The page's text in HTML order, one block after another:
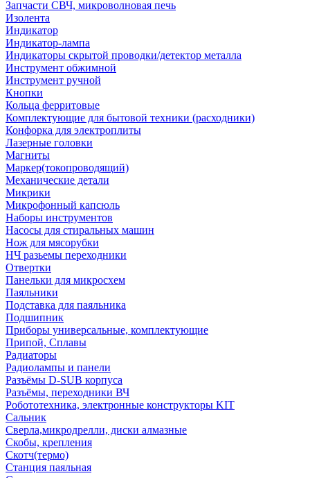
Запчасти СВЧ, микроволновая печь
Изолента
Индикатор
Индикатор-лампа
Индикаторы скрытой проводки/детектор металла
Инструмент обжимной
Инструмент ручной
Кнопки
Кольца ферритовые
Комплектующие для бытовой техники (расходники)
Конфорка для электроплиты
Лазерные головки
Магниты
Маркер(токопроводящий)
Механические детали
Микрики
Микрофонный капсюль
Наборы инструментов
Насосы для стиральных машин
Нож для мясорубки
НЧ разьемы переходники
Отвертки
Панельки для микросхем
Паяльники
Подставка для паяльника
Подшипник
Приборы универсальные, комплектующие
Припой, Сплавы
Радиаторы
Радиолампы и панели
Разъёмы D-SUB корпуса
Разъёмы, переходники ВЧ
Робототехника, электронные конструкторы KIT
Сальник
Сверла,микродрелли, диски алмазные
Скобы, крепления
Скотч(термо)
Станция паяльная